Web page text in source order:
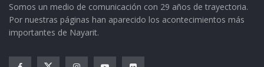
Somos un medio de comunicación con 29 años de trayectoria.
Por nuestras páginas han aparecido los acontecimientos más
importantes de Nayarit.